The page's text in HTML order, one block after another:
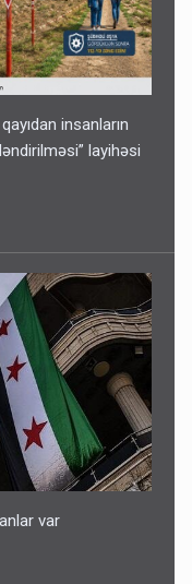
insanların
layihəsi
var